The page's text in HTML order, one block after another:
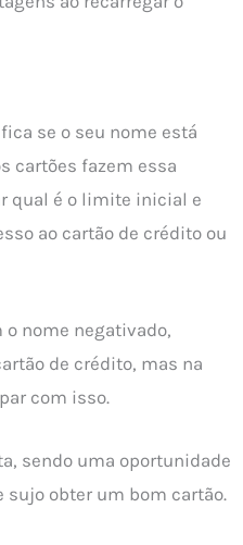
se o seu nome está
cartões fazem essa
qual é o limite inicial e
ao cartão de crédito ou
nome negativado,
de crédito, mas na
com isso.
sendo uma oportunidade
sujo obter um bom cartão.